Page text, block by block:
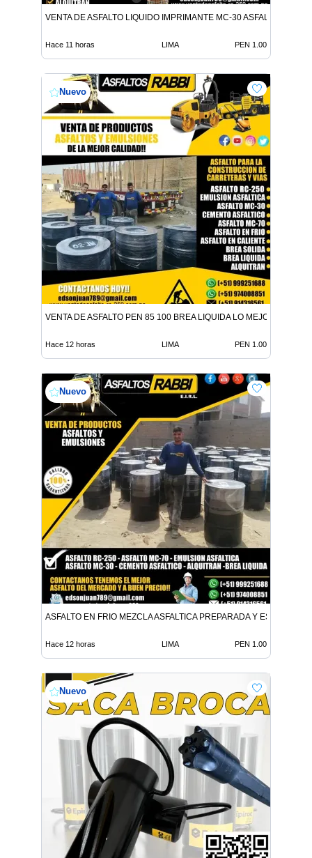
VENTA DE ASFALTO LIQUIDO IMPRIMANTE MC-30 ASFALTO
Hace 11 horas LIMA PEN 1.00
Nuevo
VENTA DE ASFALTO PEN 85 100 BREA LIQUIDA LO MEJOR EN ADITI
Hace 12 horas LIMA PEN 1.00
Nuevo
ASFALTO EN FRIO MEZCLA ASFALTICA PREPARADA Y
Hace 12 horas LIMA PEN 1.00
Nuevo